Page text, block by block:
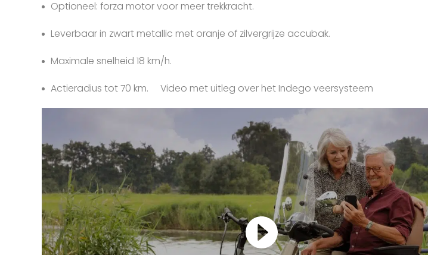
Optioneel: forza motor voor meer trekkracht.
Leverbaar in zwart metallic met oranje of zilvergrijze accubak.
Maximale snelheid 18 km/h.
Actieradius tot 70 km. Video met uitleg over het Indego veersysteem